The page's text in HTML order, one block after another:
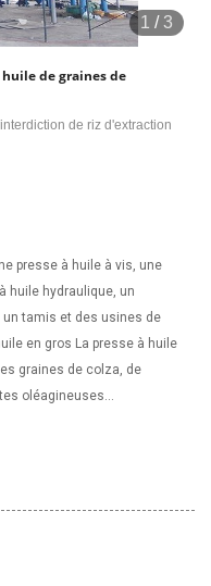
1 /3
de graines de
de riz d'extraction
presse à huile à vis, une
huile hydraulique, un
tamis et des usines de
en gros La presse à huile
graines de colza, de
oléagineuses
connu pour sa machine
tournesol à Delhi,